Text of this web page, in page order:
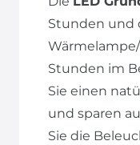
Stunden und
Stunden im
Sie einen
und sparen
Sie die